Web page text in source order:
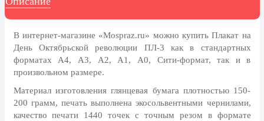
8 марта, Международный женский
27 марта, День театра
1 апреля, День смеха
Апрель, Месячник по
День геолога (первое воскресенье
апреля)
В интернет-магазине «Mospraz.ru» можно купить Плакат на
День Октябрьской революции ПЛ-3 как в стандартных
форматах А4, А3, А2, А1, А0, Сити-формат, так и в
произвольном размере.
Материал изготовления глянцевая бумага плотностью 150-
200 грамм, печать выполнена экосольвентными чернилами,
качество печати 1440 точек с точным резом в формате